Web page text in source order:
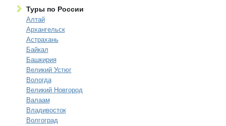
Туры по России
Алтай
Архангельск
Астрахань
Байкал
Башкирия
Великий Устюг
Вологда
Великий Новгород
Валаам
Владивосток
Волгоград